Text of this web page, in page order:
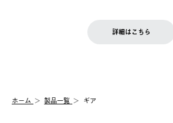
【配送業者】
佐川急便にて配送されます。
お客様都合の返品にかかる送料は、お客様
一度お手元の商品を返品いただき、ご希望
LOGOS FAMILY会員の方は、会員マイペ
詳細はこちら
ホーム 製品一覧 ギア